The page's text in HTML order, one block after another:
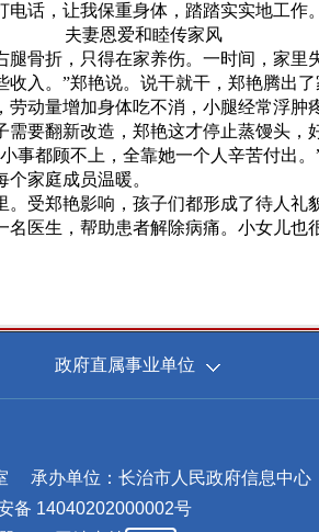
话，让我保重身体，踏踏实实地工作
夫妻恩爱和睦传家风
折，只得在家养伤。一时间，家里
入。”郑艳说。说干就干，郑艳腾出了
量增加身体吃不消，小腿经常浮肿
要翻新改造，郑艳这才停止蒸馒头，
都顾不上，全靠她一个人辛苦付出。
家庭成员温暖。
郑艳影响，孩子们都形成了待人礼
医生，帮助患者解除病痛。小女儿
政府直属事业单位
承办单位：长治市人民政府信息中心
备 14040202000002号